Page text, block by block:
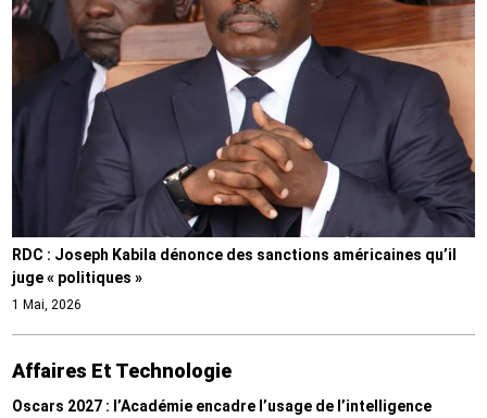
RDC : Joseph Kabila dénonce des sanctions américaines qu’il
juge « politiques »
1 Mai, 2026
Affaires Et Technologie
Oscars 2027 : l’Académie encadre l’usage de l’intelligence